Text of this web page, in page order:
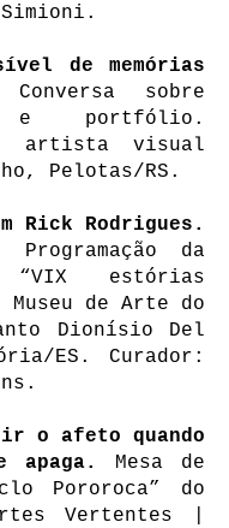
de memórias
Conversa sobre
e portfólio.
artista visual
Pelotas/RS.
Rick Rodrigues.
Programação da
“VIX estórias
Museu de Arte do
Dionísio Del
ES. Curador:
o afeto quando
apaga.
Mesa de
Pororoca” do
Vertentes |